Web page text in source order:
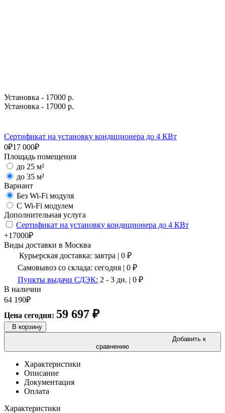
Установка - 17000 р.
Установка - 17000 р.
Сертификат на установку кондиционера до 4 КВт
0₽17 000₽
Площадь помещения
до 25 м²
до 35 м²
Вариант
Без Wi-Fi модуля
С Wi-Fi модулем
Дополнительная услуга
Сертификат на установку кондиционера до 4 КВт
+17000₽
Виды доставки в Москва
Курьерская доставка: завтра | 0 ₽
Самовывоз со склада: сегодня | 0 ₽
Пункты выдачи СДЭК: 2 - 3 дн. | 0 ₽
В наличии
64 190₽
Цена сегодня: 59 697 ₽
В корзину
Добавить к
сравнению
Характеристики
Описание
Документация
Оплата
Характеристики